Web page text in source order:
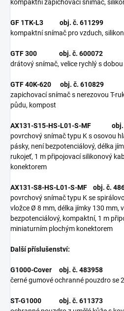
kompaktní zapichovací snímač,
GF 1TK-L3 obj. č. 611299
kompaktní snímač pro vzduch,
GTF 300 obj. č. 600072
drátový snímač, velice rychlý s dobou
GTF 40K-620 obj. č. 610829
zapichovací snímač s nerezovou T-
půdu, kompost
AX131-S15-HS-L01-S-MF obj.
povrchový snímač typu K s osovou
pásky, není bezpotenciálový, délka
rukojeť, 1 m připojovací silikonový
konektorem
AX131-S8-HS-L01-S-MF obj. č.
povrchový snímač typu K se
vložce Ø 8 mm, délka jímky 130 mm,
bezpotenciálový, kompaktní, 1 m
miniaturním plochým konektorem
Další příslušenství:
G1000-Cover obj. č. 483958
černé gumové ochranné pouzdro se
ST-G1000 obj. č. 611373